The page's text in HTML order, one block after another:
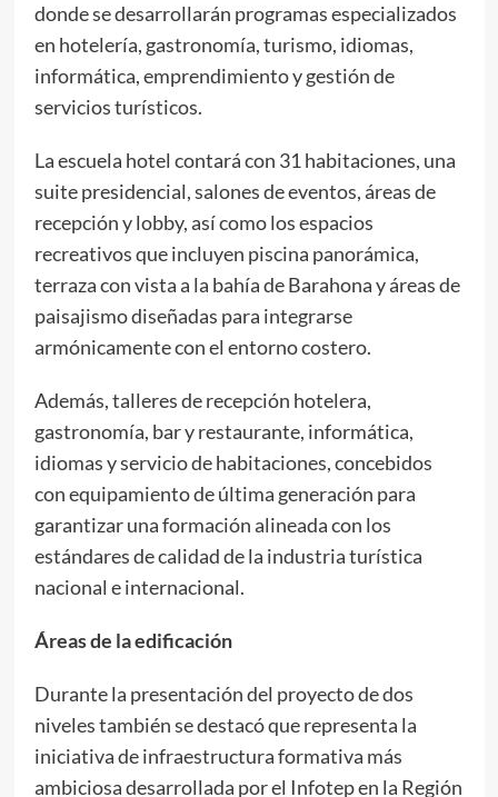
donde se desarrollarán programas especializados
en hotelería, gastronomía, turismo, idiomas,
informática, emprendimiento y gestión de
servicios turísticos.
La escuela hotel contará con 31 habitaciones, una
suite presidencial, salones de eventos, áreas de
recepción y lobby, así como los espacios
recreativos que incluyen piscina panorámica,
terraza con vista a la bahía de Barahona y áreas de
paisajismo diseñadas para integrarse
armónicamente con el entorno costero.
Además, talleres de recepción hotelera,
gastronomía, bar y restaurante, informática,
idiomas y servicio de habitaciones, concebidos
con equipamiento de última generación para
garantizar una formación alineada con los
estándares de calidad de la industria turística
nacional e internacional.
Áreas de la edificación
Durante la presentación del proyecto de dos
niveles también se destacó que representa la
iniciativa de infraestructura formativa más
ambiciosa desarrollada por el Infotep en la Región